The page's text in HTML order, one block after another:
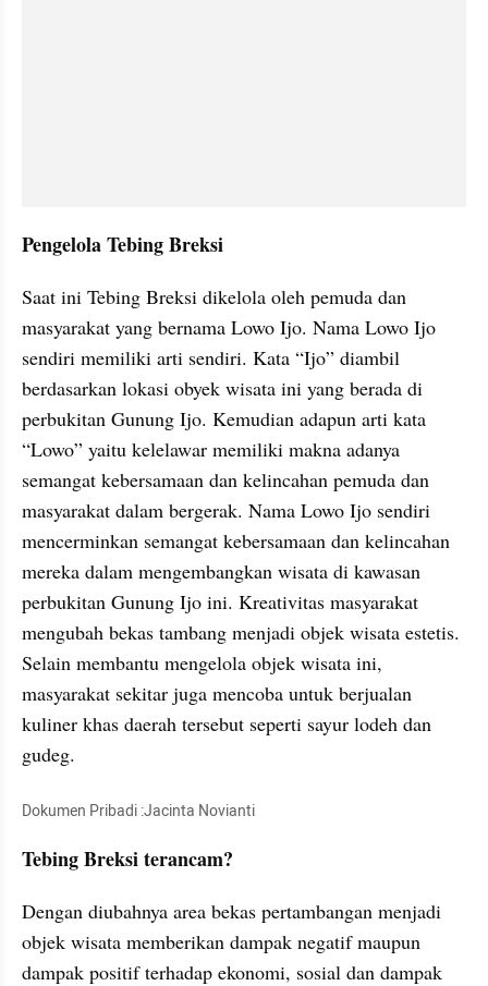
Pengelola Tebing Breksi
Saat ini Tebing Breksi dikelola oleh pemuda dan
masyarakat yang bernama Lowo Ijo. Nama Lowo Ijo
sendiri memiliki arti sendiri. Kata “Ijo” diambil
berdasarkan lokasi obyek wisata ini yang berada di
perbukitan Gunung Ijo. Kemudian adapun arti kata
“Lowo” yaitu kelelawar memiliki makna adanya
semangat kebersamaan dan kelincahan pemuda dan
masyarakat dalam bergerak. Nama Lowo Ijo sendiri
mencerminkan semangat kebersamaan dan kelincahan
mereka dalam mengembangkan wisata di kawasan
perbukitan Gunung Ijo ini. Kreativitas masyarakat
mengubah bekas tambang menjadi objek wisata estetis.
Selain membantu mengelola objek wisata ini,
masyarakat sekitar juga mencoba untuk berjualan
kuliner khas daerah tersebut seperti sayur lodeh dan
gudeg.
Dokumen Pribadi :Jacinta Novianti
Tebing Breksi terancam?
Dengan diubahnya area bekas pertambangan menjadi
objek wisata memberikan dampak negatif maupun
dampak positif terhadap ekonomi, sosial dan dampak